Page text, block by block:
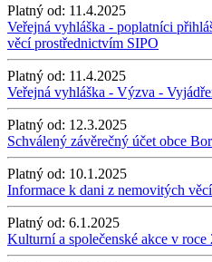
Platný od: 11.4.2025
Veřejná vyhláška - poplatníci
věcí prostřednictvím SIPO
Platný od: 11.4.2025
Veřejná vyhláška - Výzva -
Platný od: 12.3.2025
Schválený závěrečný účet obce
Platný od: 10.1.2025
Informace k dani z nemovitých
Platný od: 6.1.2025
Kulturní a společenské akce v roce